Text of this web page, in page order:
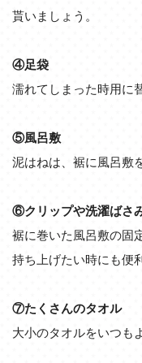
貰いましょう。
④足袋
濡れてしまった時用に
⑤風呂敷
泥はねは、裾に風呂敷
⑥クリップや洗濯ばさ
裾に巻いた風呂敷の固
持ち上げたい時にも便利
⑦たくさんのタオル
大小のタオルをいつも